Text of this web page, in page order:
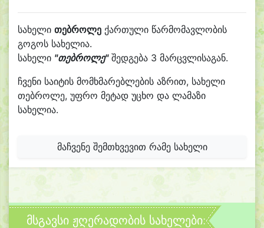
სახელი თებროლე ქართული წარმომავლობის
გოგოს სახელია.
სახელი "თებროლე"შედგება 3 მარცვლისაგან.
ჩვენი საიტის მომხმარებლების აზრით, სახელი
თებროლე, უფრო მეტად უცხო და ლამაზი
სახელია.
მაჩვენე შემთხვევით რამე სახელი
მსგავსი ჟღერადობის სახელები: